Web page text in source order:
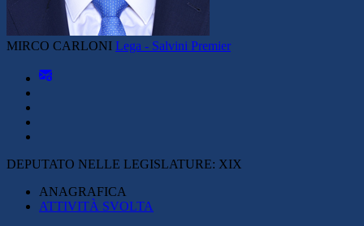
MIRCO CARLONI Lega - Salvini Premier
DEPUTATO NELLE LEGISLATURE: XIX
ANAGRAFICA
ATTIVITÀ SVOLTA